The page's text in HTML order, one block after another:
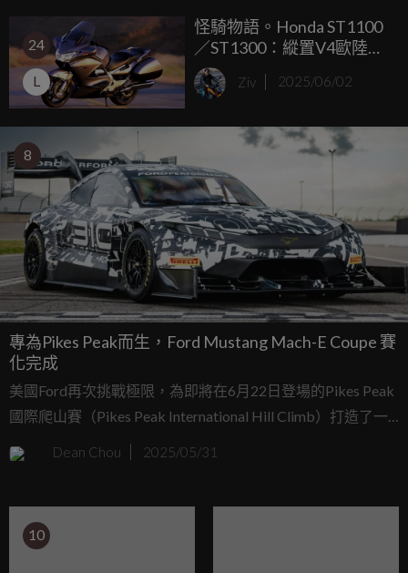
24
L
怪騎物語。Honda ST1100
／ST1300：縱置V4歐陸對
決，高速巡航的東瀛利
器！
Ziv 2025/06/02
8
專為Pikes Peak而生，Ford Mustang Mach-E Coupe 賽
化完成
美國Ford再次挑戰極限，為即將在6月22日登場的Pikes Peak
國際爬山賽（Pikes Peak International Hill Climb）打造了一
輛近乎瘋狂的全新車款：「Super Mustang Mach-E」。這輛
車雖然掛著Mustang Mach-E之名，卻與市售版本有著天壤之
Dean Chou 2025/05/31
10